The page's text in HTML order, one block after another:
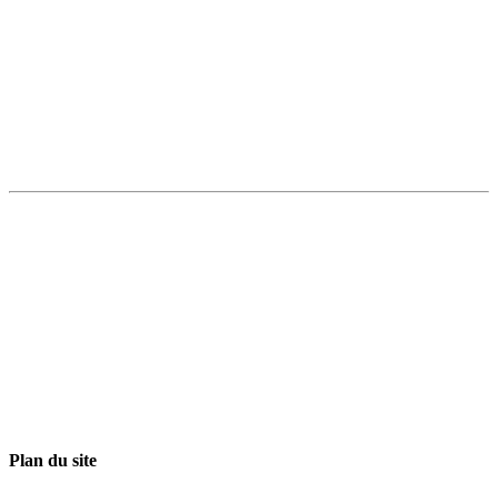
Plan du site